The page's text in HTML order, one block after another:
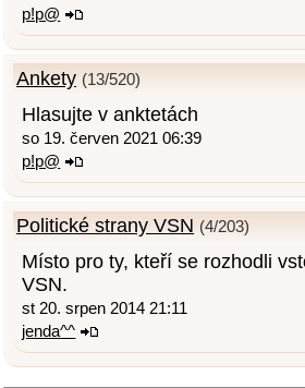
p!p@
Ankety (13/520)
Hlasujte v anktetách
so 19. červen 2021 06:39
p!p@
Politické strany VSN (4/203)
Místo pro ty, kteří se rozhodli
VSN.
st 20. srpen 2014 21:11
jenda^^